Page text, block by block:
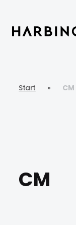
Start » CM
CM